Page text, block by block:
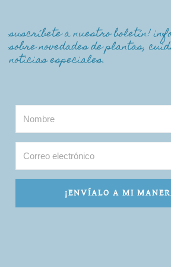
suscríbete a nuestro boletín!
sobre novedades de plantas,
noticias especiales.
¡ENVÍALO A MI